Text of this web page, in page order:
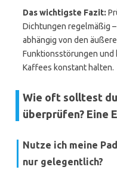
Das wichtigste Fazit:
Dichtungen regelmäßig
abhängig von den
Funktionsstörungen und
Kaffees konstant halten.
Wie oft solltest
überprüfen? Eine
Nutze ich meine
nur gelegentlich?